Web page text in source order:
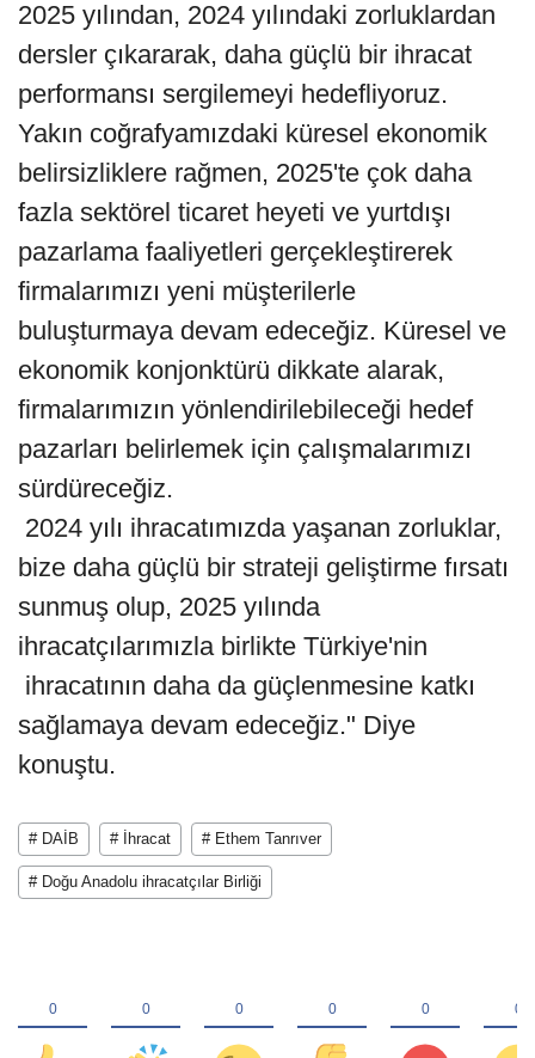
2025 yılından, 2024 yılındaki zorluklardan
dersler çıkararak, daha güçlü bir ihracat
performansı sergilemeyi hedefliyoruz.
Yakın coğrafyamızdaki küresel ekonomik
belirsizliklere rağmen, 2025'te çok daha
fazla sektörel ticaret heyeti ve yurtdışı
pazarlama faaliyetleri gerçekleştirerek
firmalarımızı yeni müşterilerle
buluşturmaya devam edeceğiz. Küresel ve
ekonomik konjonktürü dikkate alarak,
firmalarımızın yönlendirilebileceği hedef
pazarları belirlemek için çalışmalarımızı
sürdüreceğiz.
2024 yılı ihracatımızda yaşanan zorluklar,
bize daha güçlü bir strateji geliştirme fırsatı
sunmuş olup, 2025 yılında
ihracatçılarımızla birlikte Türkiye'nin
ihracatının daha da güçlenmesine katkı
sağlamaya devam edeceğiz." Diye
konuştu.
# DAİB # İhracat # Ethem Tanrıver
# Doğu Anadolu ihracatçılar Birliği